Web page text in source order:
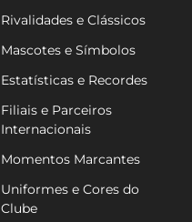
Rivalidades e Clássicos
Mascotes e Símbolos
Estatísticas e Recordes
Filiais e Parceiros
Internacionais
Momentos Marcantes
Uniformes e Cores do
Clube